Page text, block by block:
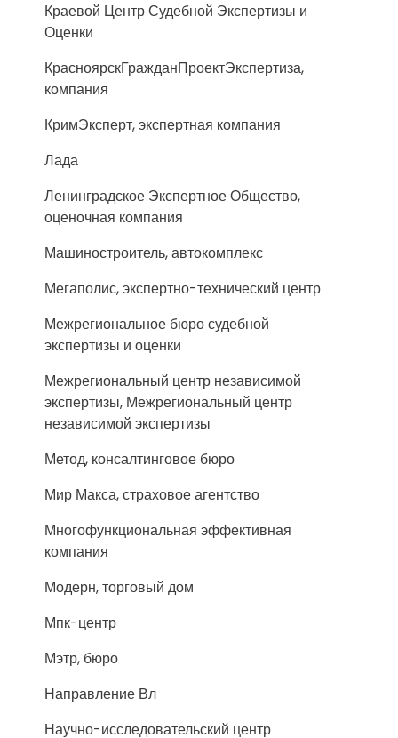
Краевой Центр Судебной Экспертизы и
Оценки
КрасноярскГражданПроектЭкспертиза,
компания
КримЭксперт, экспертная компания
Лада
Ленинградское Экспертное Общество,
оценочная компания
Машиностроитель, автокомплекс
Мегаполис, экспертно-технический центр
Межрегиональное бюро судебной
экспертизы и оценки
Межрегиональный центр независимой
экспертизы, Межрегиональный центр
независимой экспертизы
Метод, консалтинговое бюро
Мир Макса, страховое агентство
Многофункциональная эффективная
компания
Модерн, торговый дом
Мпк-центр
Мэтр, бюро
Направление Вл
Научно-исследовательский центр